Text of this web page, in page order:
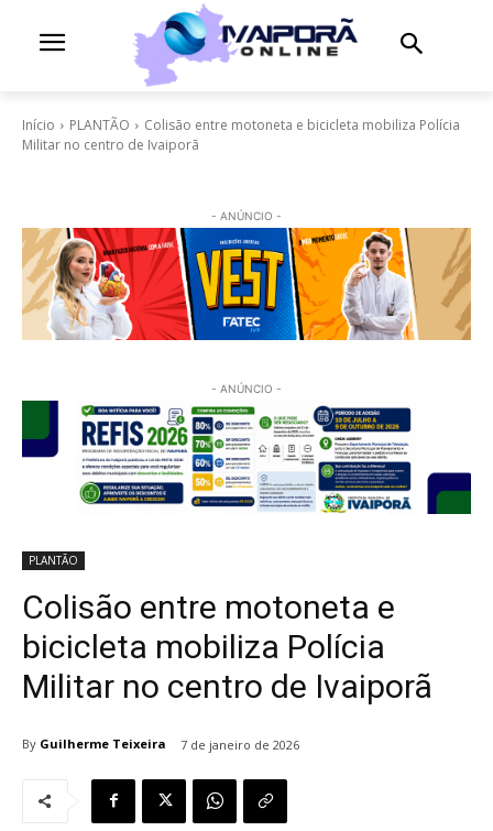
Início PLANTÃO
Colisão entre motoneta e bicicleta mobiliza Polícia
Militar no centro de Ivaiporã
- ANÚNCIO -
- ANÚNCIO -
PLANTÃO
Colisão entre motoneta e
bicicleta mobiliza Polícia
Militar no centro de Ivaiporã
By Guilherme Teixeira 7 de janeiro de 2026